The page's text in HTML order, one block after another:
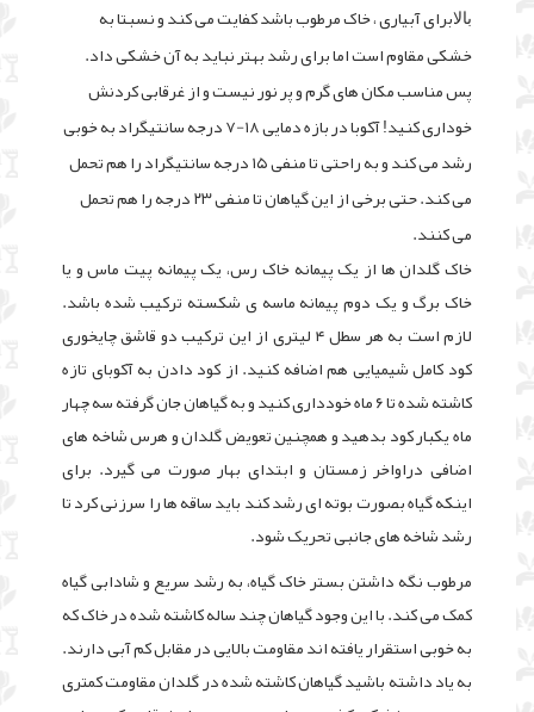
بالابرای آبیاری ، خاک مرطوب باشد کفایت می کند و نسبتا به
خشکی مقاوم است اما برای رشد بهتر نباید به آن خشکی داد.
پس مناسب مکان های گرم و پر نور نیست و از غرقابی کردنش
خوداری کنید! آکوبا در بازه دمایی ۱۸-۷ درجه سانتیگراد به خوبی
رشد می کند و به راحتی تا منفی ۱۵ درجه سانتیگراد را هم تحمل
می کند. حتی برخی از این گیاهان تا منفی ۲۳ درجه را هم تحمل
می کنند.
خاک گلدان ها از یک پیمانه خاک رس، یک پیمانه پیت ماس و یا
خاک برگ و یک دوم پیمانه ماسه ی شکسته ترکیب شده باشد.
لازم است به هر سطل ۴ لیتری از این ترکیب دو قاشق چایخوری
کود کامل شیمیایی هم اضافه کنید. از کود دادن به آکوبای تازه
کاشته شده تا ۶ ماه خودداری کنید و به گیاهان جان گرفته سه چهار
ماه یکبار کود بدهید و همچنین تعویض گلدان و هرس شاخه های
اضافی دراواخر زمستان و ابتدای بهار صورت می گیرد. برای
اینکه گیاه بصورت بوته ای رشد کند باید ساقه ها را سرزنی کرد تا
رشد شاخه های جانبی تحریک شود.
مرطوب نگه داشتن بستر خاک گیاه، به رشد سریع و شادابی گیاه
کمک می کند. با این وجود گیاهان چند ساله کاشته شده در خاک که
به خوبی استقرار یافته اند مقاومت بالایی در مقابل کم آبی دارند.
به یاد داشته باشید گیاهان کاشته شده در گلدان مقاومت کمتری